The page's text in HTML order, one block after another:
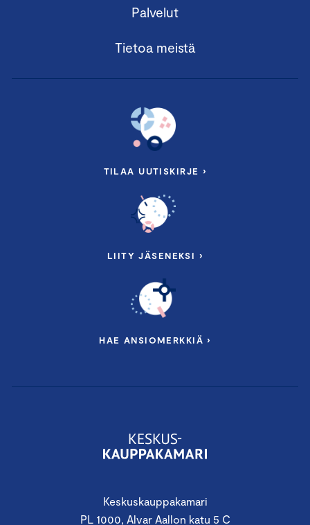
Keskuskauppakamari
PL 1000, Alvar Aallon katu 5 C
Palvelut
Tietoa meistä
TILAA UUTISKIRJE ›
LIITY JÄSENEKSI ›
HAE ANSIOMERKKIÄ ›